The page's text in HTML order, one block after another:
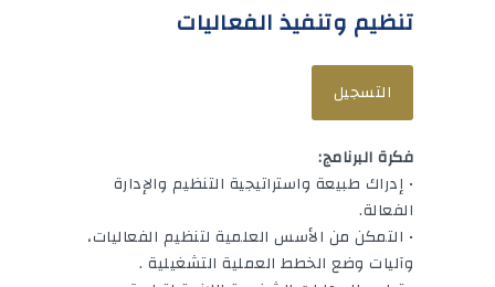
تنظيم وتنفيذ الفعاليات
التسجيل
فكرة البرنامج:
• إدراك طبيعة واستراتيجية التنظيم والإدارة
الفعالة.
• التمكن من الأسس العلمية لتنظيم الفعاليات،
وآليات وضع الخطط العملية التشغيلية .